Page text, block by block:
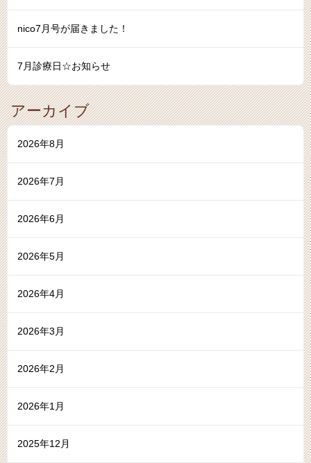
nico7月号が届きました！
7月診療日☆お知らせ
アーカイブ
2026年8月
2026年7月
2026年6月
2026年5月
2026年4月
2026年3月
2026年2月
2026年1月
2025年12月